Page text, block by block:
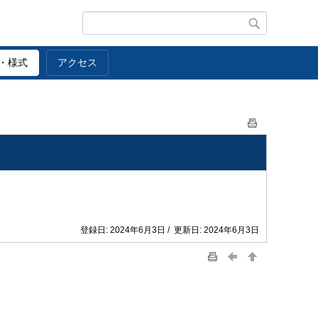
様式 アクセス
登録日: 2024年6月3日 / 更新日: 2024年6月3日